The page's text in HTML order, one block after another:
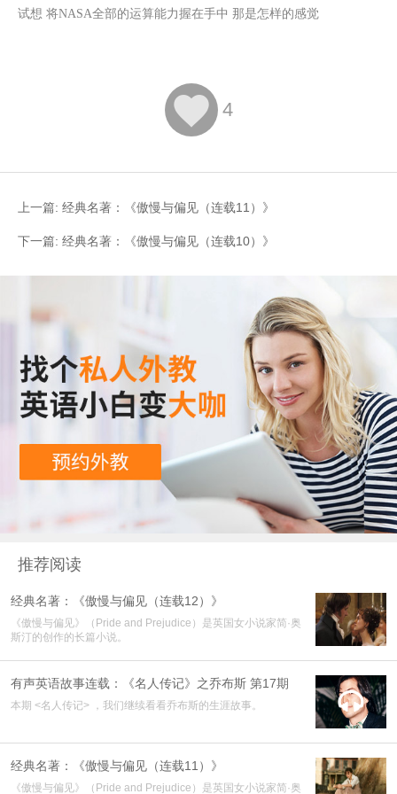
试想 将NASA全部的运算能力握在手中 那是怎样的感觉
 4
上一篇: 经典名著：《傲慢与偏见（连载11）》
下一篇: 经典名著：《傲慢与偏见（连载10）》
推荐阅读
经典名著：《傲慢与偏见（连载12）》
《傲慢与偏见》（Pride and Prejudice）是英国女小说家简·奥
斯汀的创作的长篇小说。

有声英语故事连载：《名人传记》之乔布斯 第17期
本期 <名人传记> ，我们继续看看乔布斯的生涯故事。
经典名著：《傲慢与偏见（连载11）》
《傲慢与偏见》（Pride and Prejudice）是英国女小说家简·奥